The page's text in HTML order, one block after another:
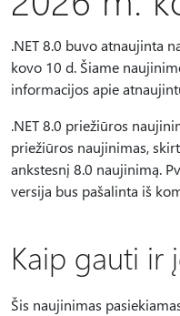
.NET 8.0 buvo atnaujinta
kovo 10 d. Šiame
informacijos apie
.NET 8.0 priežiūros
priežiūros naujinimas,
ankstesnį 8.0 naujinimą.
versija bus pašalinta iš
Kaip gauti ir
Šis naujinimas